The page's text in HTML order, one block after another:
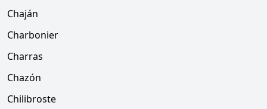
Chaján
Charbonier
Charras
Chazón
Chilibroste